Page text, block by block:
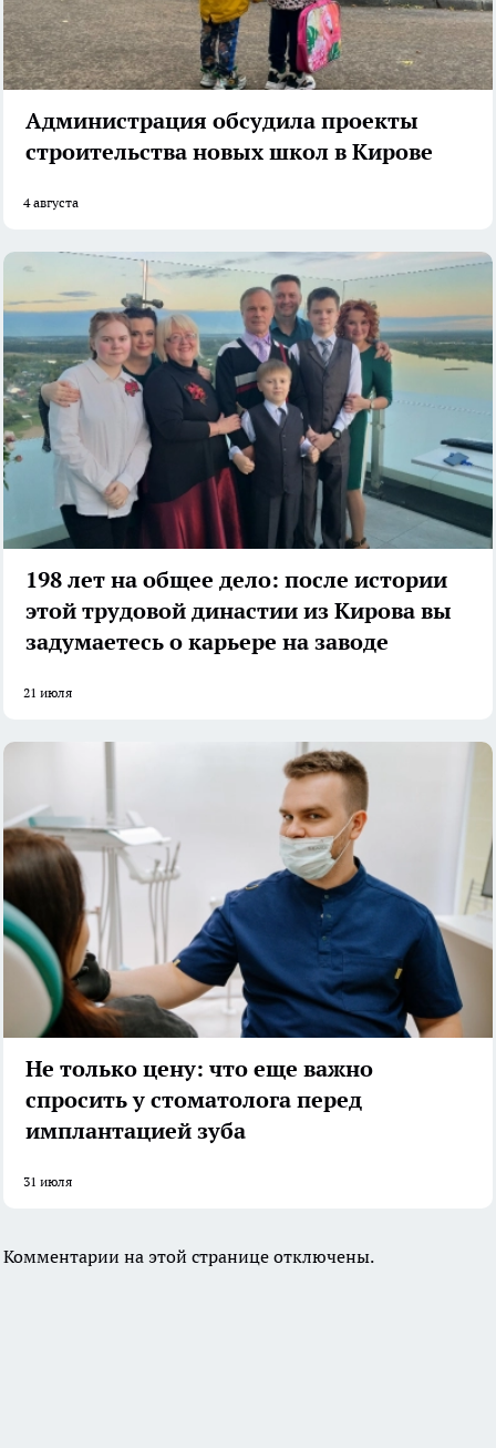
Администрация обсудила проекты
строительства новых школ в Кирове
4 августа
198 лет на общее дело: после истории
этой трудовой династии из Кирова вы
задумаетесь о карьере на заводе
21 июля
Не только цену: что еще важно
спросить у стоматолога перед
имплантацией зуба
31 июля
Комментарии на этой странице отключены.